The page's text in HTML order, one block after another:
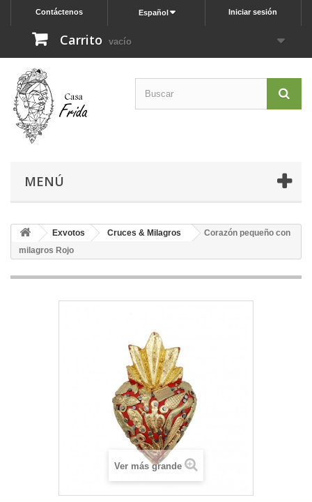
Iniciar sesión
Español
Contáctenos
Carrito vacío
MENÚ
Exvotos Cruces & Milagros
Corazón pequeño con
milagros Rojo
Ver más grande